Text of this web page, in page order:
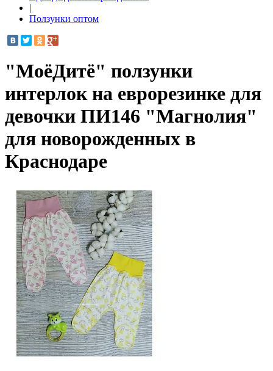
|
Ползунки оптом
"МоёДитё" ползунки
интерлок на еврорезинке для
девочки ПИ146 "Магнолия"
для новорожденных в
Краснодаре